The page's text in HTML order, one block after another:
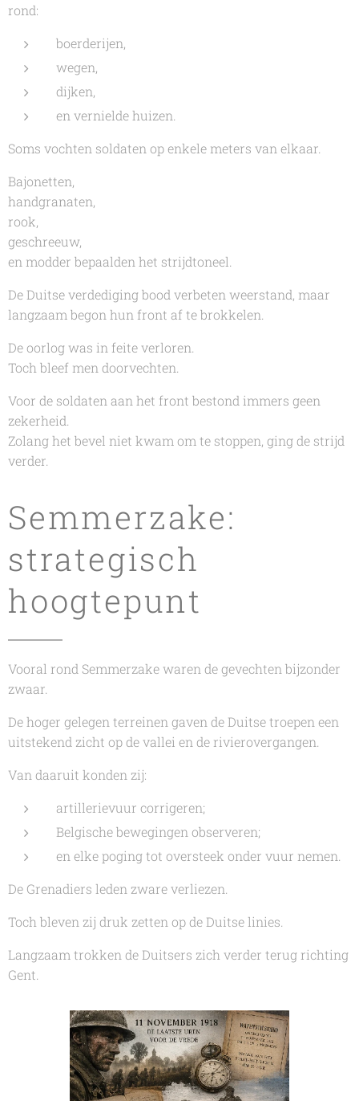
rond:
boerderijen,
wegen,
dijken,
en vernielde huizen.
Soms vochten soldaten op enkele meters van elkaar.
Bajonetten,
handgranaten,
rook,
geschreeuw,
en modder bepaalden het strijdtoneel.
De Duitse verdediging bood verbeten weerstand, maar
langzaam begon hun front af te brokkelen.
De oorlog was in feite verloren.
Toch bleef men doorvechten.
Voor de soldaten aan het front bestond immers geen
zekerheid.
Zolang het bevel niet kwam om te stoppen, ging de strijd
verder.
Semmerzake:
strategisch
hoogtepunt
Vooral rond Semmerzake waren de gevechten bijzonder
zwaar.
De hoger gelegen terreinen gaven de Duitse troepen een
uitstekend zicht op de vallei en de rivierovergangen.
Van daaruit konden zij:
artillerievuur corrigeren;
Belgische bewegingen observeren;
en elke poging tot oversteek onder vuur nemen.
De Grenadiers leden zware verliezen.
Toch bleven zij druk zetten op de Duitse linies.
Langzaam trokken de Duitsers zich verder terug richting
Gent.